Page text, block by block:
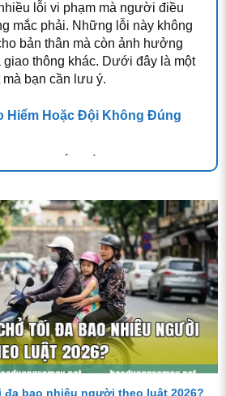
lỗi vi phạm mà người điều
mắc phải. Những lỗi này không
bản thân mà còn ảnh hưởng
thông khác. Dưới đây là một
bạn cần lưu ý.
Hiểm Hoặc Đội Không Đúng
quai đúng cách. Nếu không
đúng quy cách, bạn sẽ bị
của pháp luật.
có thể lên đến vài trăm nghìn
độ vi phạm. Ngoài ra, việc
còn tiềm ẩn nguy cơ chấn
khi xảy ra tai nạn.
Quy Định
bao nhiêu người theo luật 2026?